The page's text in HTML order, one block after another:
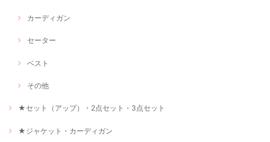
カーディガン
セーター
ベスト
その他
★セット（アップ）・2点セット・3点セット
★ジャケット・カーディガン